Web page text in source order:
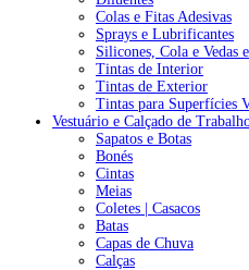
Colas e Fitas Adesivas
Sprays e Lubrificantes
Silicones, Cola e Vedas
Tintas de Interior
Tintas de Exterior
Tintas para Superfícies
Vestuário e Calçado de
Sapatos e Botas
Bonés
Cintas
Meias
Coletes | Casacos
Batas
Capas de Chuva
Calças